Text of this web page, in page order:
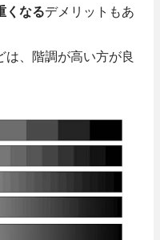
くなるデメリットもあ
、階調が高い方が良